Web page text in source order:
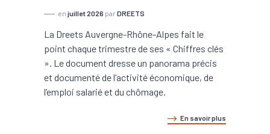
en juillet 2026 par DREETS
La Dreets Auvergne-Rhône-Alpes fait le
point chaque trimestre de ses « Chiffres clés
». Le document dresse un panorama précis
et documenté de l’activité économique, de
l’emploi salarié et du chômage.
En savoir plus